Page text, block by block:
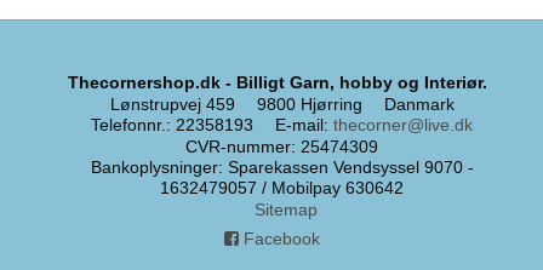
Thecornershop.dk - Billigt Garn, hobby og Interiør.
Lønstrupvej 459
9800 Hjørring
Danmark
Telefonnr.: 22358193 E-mail: thecorner@live.dk
CVR-nummer: 25474309
Bankoplysninger: Sparekassen Vendsyssel 9070 -
1632479057 / Mobilpay 630642
Sitemap
Facebook